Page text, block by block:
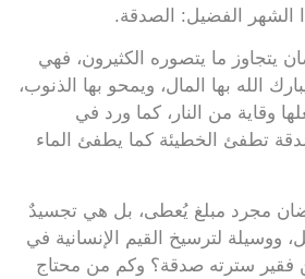
الشهر الفضيل: الصدقة.
ما يتصوره الكثيرون، فهي
الله بها المال، ويمحو بها الذنوب،
وقاية من النار، كما ورد في
تطفئ الخطيئة كما يطفئ الماء
مجرد مبلغ يُعطى، بل هي تجسيدٌ
ووسيلة لترسيخ القيم الإنسانية في
سترته صدقة؟ وكم من محتاج